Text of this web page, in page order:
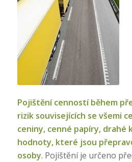
Pojištění cenností během
rizik souvisejících se všemi
ceniny, cenné papíry, drahé
hodnoty, které jsou
osoby. Pojištění je určeno